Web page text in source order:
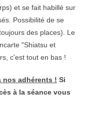
et se fait habillé sur
Possibilité de se
des places). Le
"Shiatsu et
c'est tout en bas !
nos adhérents ! Si
à la séance vous